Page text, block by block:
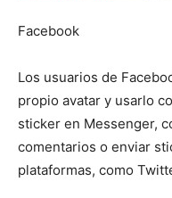
Facebook
Los usuarios de
propio avatar y usarlo
sticker en Messenger,
comentarios o enviar
plataformas, como